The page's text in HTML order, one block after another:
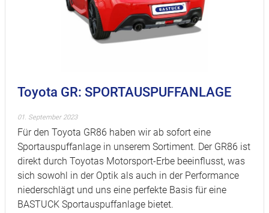
Toyota GR: SPORTAUSPUFFANLAGE
01. September 2023
Für den Toyota GR86 haben wir ab sofort eine
Sportauspuffanlage in unserem Sortiment. Der GR86 ist
direkt durch Toyotas Motorsport-Erbe beeinflusst, was
sich sowohl in der Optik als auch in der Performance
niederschlägt und uns eine perfekte Basis für eine
BASTUCK Sportauspuffanlage bietet.